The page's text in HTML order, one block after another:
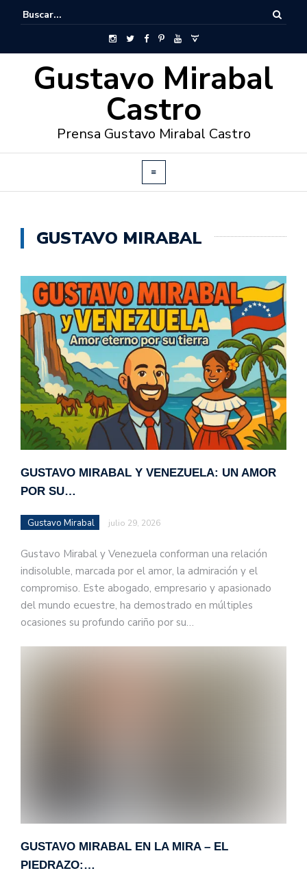
Gustavo Mirabal
Castro
Prensa Gustavo Mirabal Castro
GUSTAVO MIRABAL
GUSTAVO MIRABAL Y VENEZUELA: UN AMOR
POR SU…
Gustavo Mirabal julio 29, 2026
Gustavo Mirabal y Venezuela conforman una relación
indisoluble, marcada por el amor, la admiración y el
compromiso. Este abogado, empresario y apasionado
del mundo ecuestre, ha demostrado en múltiples
ocasiones su profundo cariño por su…
GUSTAVO MIRABAL EN LA MIRA – EL
PIEDRAZO:…